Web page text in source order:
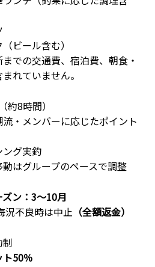
ビール含む）
での交通費、宿泊費、朝食・
れていません。
約8時間）
流・メンバーに応じたポイント
ング実釣
動はグループのペースで調整
ン：3〜10月
況不良時は中止 （全額返金）
制
50％